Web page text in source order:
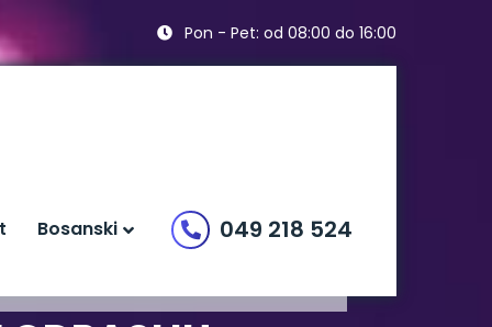
Pon - Pet: od 08:00 do 16:00
Bosanski 049 218 524